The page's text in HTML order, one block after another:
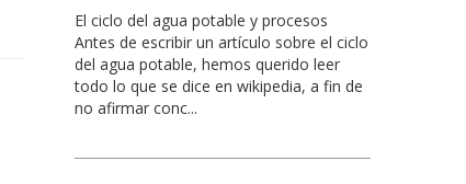
El ciclo del agua potable y procesos
Antes de escribir un artículo sobre el ciclo
del agua potable, hemos querido leer
todo lo que se dice en wikipedia, a fin de
no afirmar conc...